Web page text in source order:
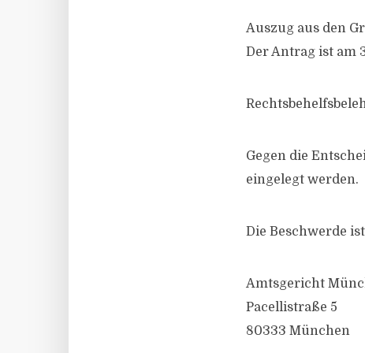
Auszug aus den
Der Antrag ist am
Gegen die
eingelegt werden.
Die Beschwerde
Amtsgericht
Pacellistraße 5
80333 München